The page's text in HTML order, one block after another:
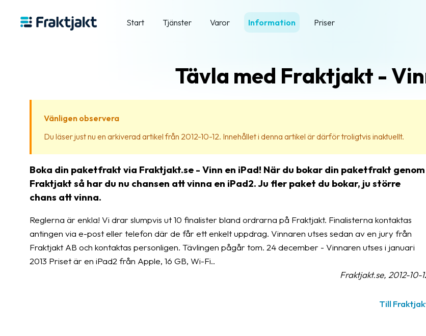
Start Tjänster Varor Information Priser
Tävla med Fraktjakt -
Vänligen observera
Du läser just nu en arkiverad artikel från 2012-10-12. Innehållet i denna artikel är därför troligtvis inaktuellt.
Boka din paketfrakt via Fraktjakt.se - Vinn en iPad! När du bokar din paketfrakt genom
Fraktjakt så har du nu chansen att vinna en iPad2. Ju fler paket du bokar, ju större
chans att vinna.
Reglerna är enkla! Vi drar slumpvis ut 10 finalister bland ordrarna på Fraktjakt. Finalisterna kontaktas
antingen via e-post eller telefon där de får ett enkelt uppdrag. Vinnaren utses sedan av en jury från
Fraktjakt AB och kontaktas personligen. Tävlingen pågår tom. 24 december - Vinnaren utses i januari
2013 Priset är en iPad2 från Apple, 16 GB, Wi-Fi..
Fraktjakt.se, 2012-10-
Till